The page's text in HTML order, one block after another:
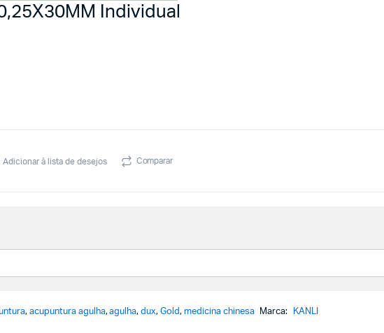
Individual
Adicionar à lista de desejos Comparar
,acupuntura agulha,agulha,dux,Gold, medicina chinesa Marca: KANLI